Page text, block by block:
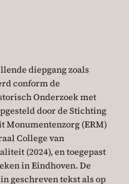
diepgang zoals
conform de
Onderzoek met
door de Stichting
(ERM)
College van
(2024), en toegepast
in Eindhoven. De
geschreven tekst als op